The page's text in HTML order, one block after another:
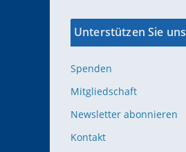
Unterstützen Sie uns
Spenden
Mitgliedschaft
Newsletter abonnieren
Kontakt